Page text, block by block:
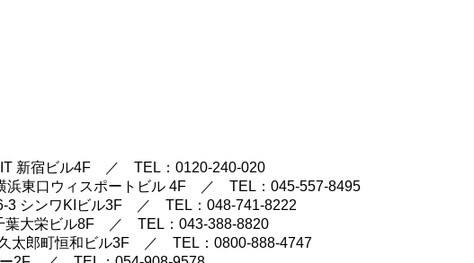
新宿ビル4F ／ TEL： 0120-240-020
浜東口ウィスポートビル 4F ／ TEL： 045-557-8495
3 シンワKIビル3F ／ TEL： 048-741-8222
葉大栄ビル8F ／ TEL： 043-388-8820
太郎町恒和ビル3F ／ TEL： 0800-888-4747